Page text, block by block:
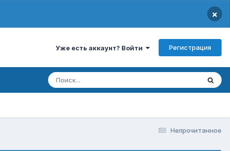
×
Уже есть аккаунт? Войти Регистрация
Непрочитанное